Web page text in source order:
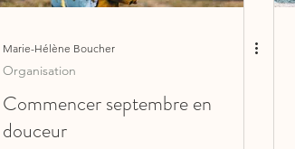
Marie-Hélène Boucher
Organisation
Commencer septembre en
douceur